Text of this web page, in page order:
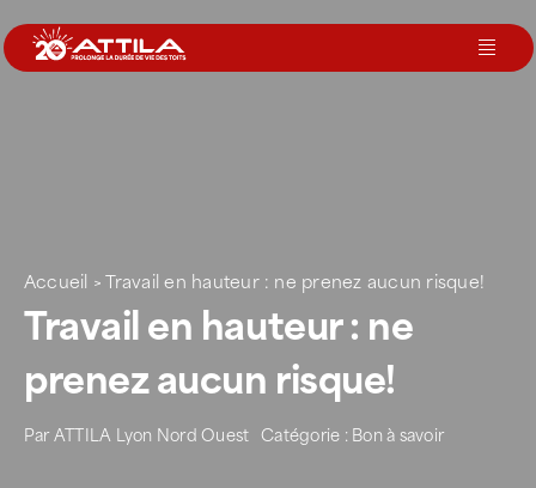
au
contenu
Nos agences
Votre toit
Rejoignez-nous
Accueil >Travail en hauteur : ne prenez aucun risque!
Travail en hauteur : ne
prenez aucun risque!
ParATTILA Lyon Nord Ouest Catégorie : Bon à savoir